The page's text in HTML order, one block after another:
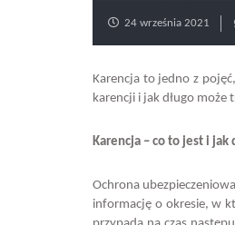
24 września 2021
Karencja to jedno z
karencji i jak długo może
Karencja – co to jest i jak
Ochrona
informację o okresie, w